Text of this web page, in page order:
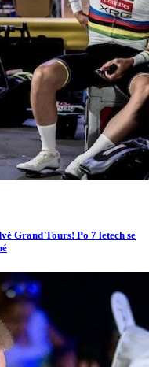
Grand Tours! Po 7 letech se